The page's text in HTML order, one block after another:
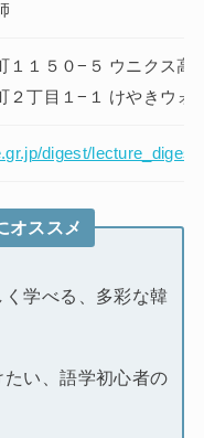
１１５０−５ ウニクス高
２丁目１−１ けやきウォ
digest/lecture_digest/
オススメ
学べる、多彩な韓
い、語学初心者の